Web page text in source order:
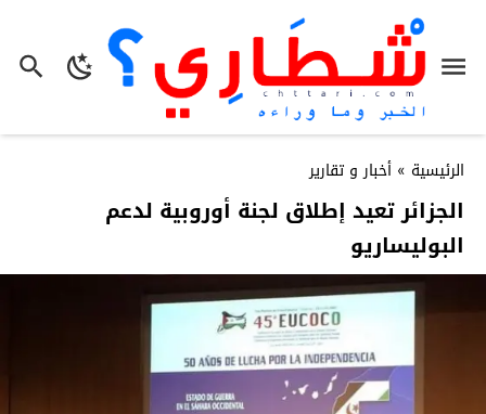
الرئيسية » أخبار و تقارير
الجزائر تعيد إطلاق لجنة أوروبية لدعم
البوليساريو